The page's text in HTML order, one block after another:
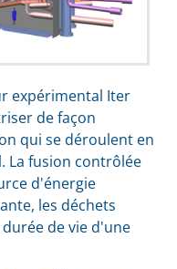
expérimental Iter
de façon
qui se déroulent en
La fusion contrôlée
d'énergie
les déchets
de vie d'une